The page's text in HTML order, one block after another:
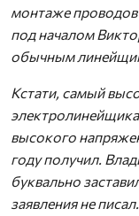
монтаже
под началом
обычным
Кстати, самый
высокого
году получил.
буквально
заявления не